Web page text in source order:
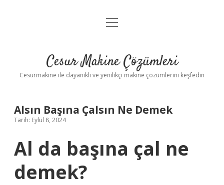
Anasayfa
Yasal Uyarı
menüyü
Cesur Makine Çözümleri
Cesurmakine ile dayanıklı ve yenilikçi makine çözümlerini keşfedin
Alsın Başına Çalsın Ne Demek
Tarih: Eylül 8, 2024
Al da başına çal ne
demek?